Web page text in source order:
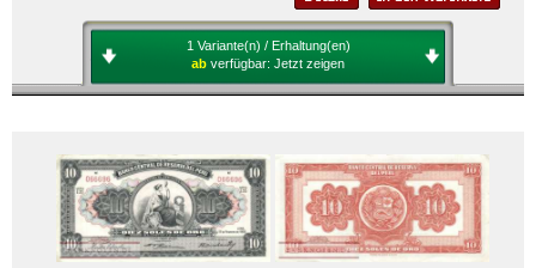
Zahlungsbedingungen
Privatsphäre und Datenschutz
Liefer- und Versandkosten
AGB
Impressum
1 Variante(n) / Erhaltung(en)
ab verfügbar: Jetzt zeigen